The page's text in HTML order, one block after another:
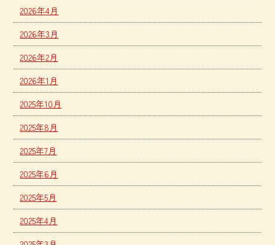
2026年4月
2026年3月
2026年2月
2026年1月
2025年10月
2025年8月
2025年7月
2025年6月
2025年5月
2025年4月